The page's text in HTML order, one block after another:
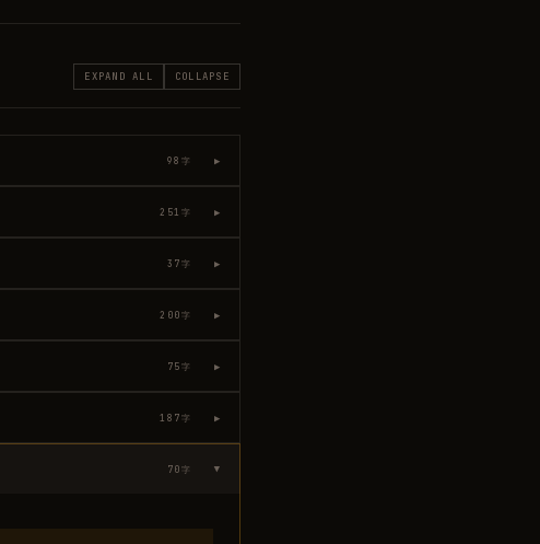
EXPAND ALL COLLAPSE
98字 ▶
251字 ▶
37字 ▶
200字 ▶
75字 ▶
187字 ▶
70字 ▶